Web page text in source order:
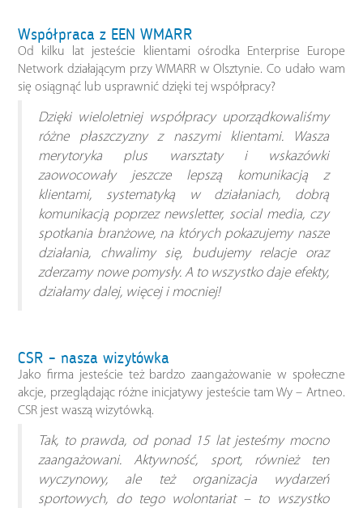
Współpraca z EEN WMARR
Od kilku lat jesteście klientami ośrodka Enterprise Europe
Network działającym przy WMARR w Olsztynie. Co udało wam
się osiągnąć lub usprawnić dzięki tej współpracy?
Dzięki wieloletniej współpracy uporządkowaliśmy
różne płaszczyzny z naszymi klientami. Wasza
merytoryka plus warsztaty i wskazówki
zaowocowały jeszcze lepszą komunikacją z
klientami, systematyką w działaniach, dobrą
komunikacją poprzez newsletter, social media, czy
spotkania branżowe, na których pokazujemy nasze
działania, chwalimy się, budujemy relacje oraz
zderzamy nowe pomysły. A to wszystko daje efekty,
działamy dalej, więcej i mocniej!
CSR – nasza wizytówka
Jako firma jesteście też bardzo zaangażowanie w społeczne
akcje, przeglądając różne inicjatywy jesteście tam Wy – Artneo.
CSR jest waszą wizytówką.
Tak, to prawda, od ponad 15 lat jesteśmy mocno
zaangażowani. Aktywność, sport, również ten
wyczynowy, ale też organizacja wydarzeń
sportowych, do tego wolontariat – to wszystko